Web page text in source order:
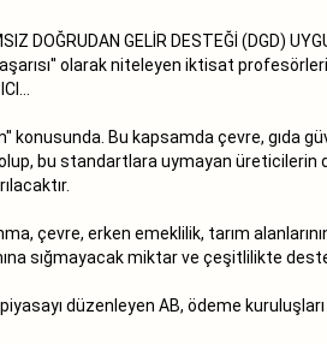
DOĞRUDAN GELİR DESTEĞİ (DGD)
başarısı'' olarak niteleyen iktisat
Bu kapsamda çevre, gıda
bu standartlara uymayan üreticilerin
çevre, erken emeklilik, tarım
sığmayacak miktar ve çeşitlilikte
düzenleyen AB, ödeme